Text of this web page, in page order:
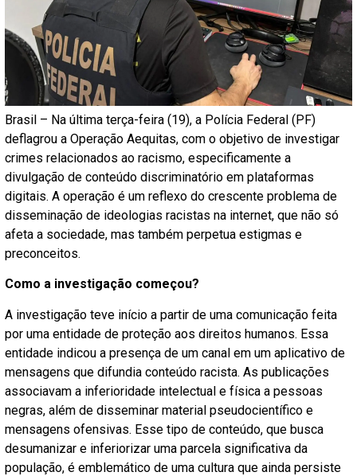
Brasil – Na última terça-feira (19), a Polícia Federal (PF)
deflagrou a Operação Aequitas, com o objetivo de investigar
crimes relacionados ao racismo, especificamente a
divulgação de conteúdo discriminatório em plataformas
digitais. A operação é um reflexo do crescente problema de
disseminação de ideologias racistas na internet, que não só
afeta a sociedade, mas também perpetua estigmas e
preconceitos.
Como a investigação começou?
A investigação teve início a partir de uma comunicação feita
por uma entidade de proteção aos direitos humanos. Essa
entidade indicou a presença de um canal em um aplicativo de
mensagens que difundia conteúdo racista. As publicações
associavam a inferioridade intelectual e física a pessoas
negras, além de disseminar material pseudocientífico e
mensagens ofensivas. Esse tipo de conteúdo, que busca
desumanizar e inferiorizar uma parcela significativa da
população, é emblemático de uma cultura que ainda persiste